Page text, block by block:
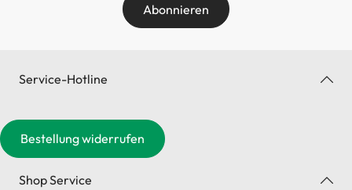
Abonnieren
Service-Hotline
Bestellung widerrufen
Shop Service